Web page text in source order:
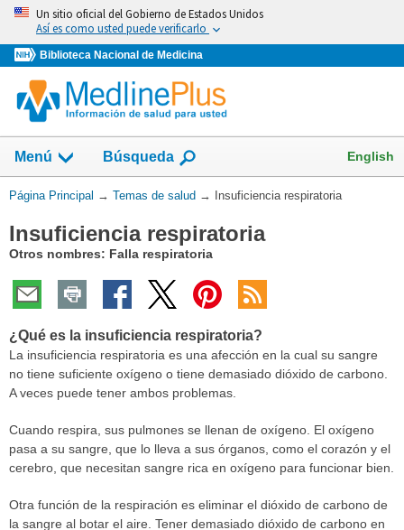
Omita
vaya
al
Contenido
Un sitio oficial del Gobierno de Estados Unidos
Así es como usted puede verificarlo
Biblioteca Nacional de Medicina
Menú
Mostrar
campo
de
Búsqueda English
Usted
aquí:
Página Principal → Temas de salud → Insuficiencia respiratoria
Insuficiencia respiratoria
Otros nombres: Falla respiratoria
¿Qué es la insuficiencia respiratoria?
La insuficiencia respiratoria es una afección en la cual su sangre
no tiene suficiente oxígeno o tiene demasiado dióxido de carbono.
A veces puede tener ambos problemas.
Cuando respira, sus pulmones se llenan de oxígeno. El oxígeno
pasa a su sangre, que lo lleva a sus órganos, como el corazón y el
cerebro, que necesitan sangre rica en oxígeno para funcionar bien.
Otra función de la respiración es eliminar el dióxido de carbono de
la sangre al botar el aire. Tener demasiado dióxido de carbono en